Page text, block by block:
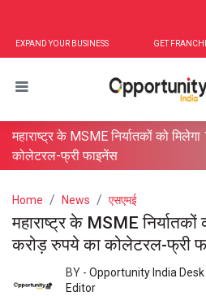
EXPAND YOUR BUSINESS GET
महाराष्ट्र के MSME निर्यातकों को
कोलेटरल-फ्री फाइनेंस
Home News एसएमई
महाराष्ट्र के MSME
करोड़ रुपये का कोलेटरल-फ्री
BY - Opportunity India Desk
Editor